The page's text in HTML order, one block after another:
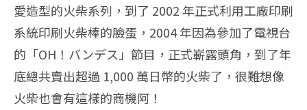
愛造型的火柴系列，到了 2002 年正式利用工廠印刷
系統印刷火柴棒的臉蛋，2004 年因為參加了電視台
的「OH！バンデス」節目，正式嶄露頭角，到了年
底總共賣出超過 1,000 萬日幣的火柴了，很難想像
火柴也會有這樣的商機阿！